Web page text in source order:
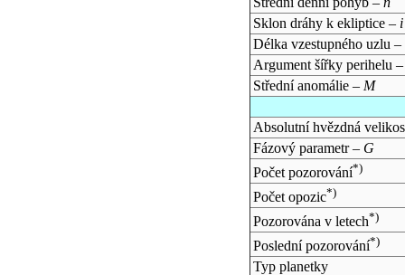
Sklon dráhy k ekliptice – i
Délka vzestupného uzlu –
Argument šířky perihelu
Střední anomálie – M
Absolutní hvězdná
Fázový parametr – G
Počet pozorování*)
Počet opozic*)
Pozorována v letech*)
Poslední pozorování*)
Typ planetky